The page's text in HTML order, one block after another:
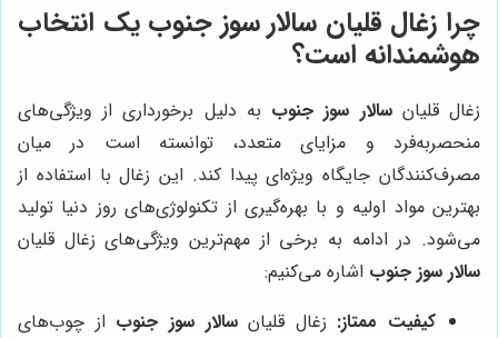
چرا زغال قلیان سالار سوز جنوب یک انتخاب
هوشمندانه است؟
زغال قلیانسالار سوز جنوب به دلیل برخورداری از ویژگی‌های
منحصربه‌فرد و مزایای متعدد، توانسته است در میان
مصرف‌کنندگان جایگاه ویژه‌ای پیدا کند. این زغال با استفاده از
بهترین مواد اولیه و با بهره‌گیری از تکنولوژی‌های روز دنیا تولید
می‌شود. در ادامه به برخی از مهم‌ترین ویژگی‌های زغال قلیان
سالار سوز جنوب اشاره می‌کنیم:
کیفیت ممتاز: زغال قلیانسالار سوز جنوب از چوب‌های